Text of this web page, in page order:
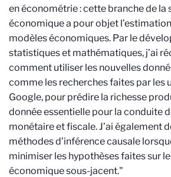
en économétrie : cette branche de la
économique a pour objet
modèles économiques. Par le
statistiques et mathématiques, j’ai
comment utiliser les nouvelles
comme les recherches faites par les
Google, pour prédire la richesse
donnée essentielle pour la conduite
monétaire et fiscale. J’ai également
méthodes d’inférence causale
minimiser les hypothèses faites sur
économique sous-jacent."